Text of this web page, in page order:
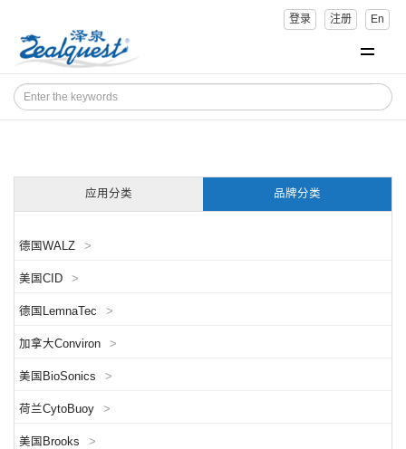
登录 注册 En
应用分类 品牌分类
德国WALZ >
美国CID >
德国LemnaTec >
加拿大Conviron >
美国BioSonics >
荷兰CytoBuoy >
美国Brooks >